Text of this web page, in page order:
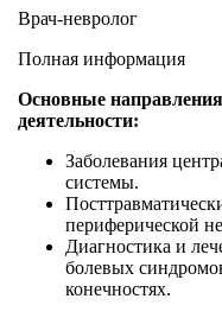
Врач-невролог
Полная информация
Основные
деятельности:
Заболевания
системы.
периферической
Диагностика и
болевых
конечностях.